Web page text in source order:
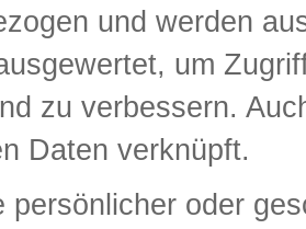
und werden
um
zu verbessern.
Daten verknüpft.
persönlicher oder